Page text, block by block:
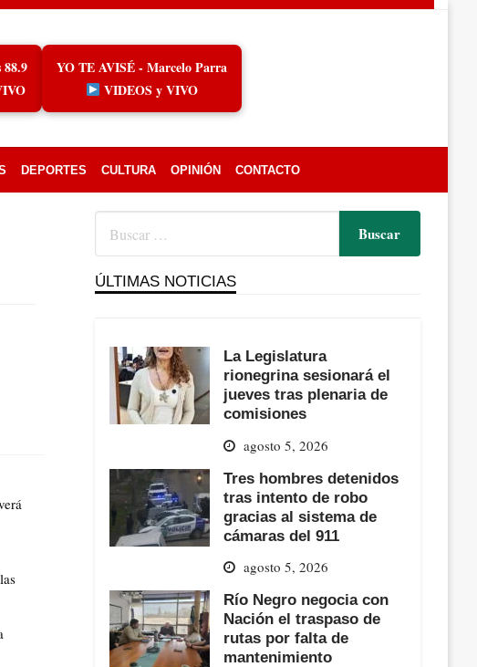
YO TE AVISÉ - Marcelo Parra
VIDEOS y VIVO
DEPORTES CULTURA OPINIÓN CONTACTO
ÚLTIMAS NOTICIAS
La Legislatura
rionegrina sesionará el
jueves tras plenaria de
comisiones
agosto 5, 2026
Tres hombres detenidos
tras intento de robo
gracias al sistema de
cámaras del 911
agosto 5, 2026
Río Negro negocia con
Nación el traspaso de
rutas por falta de
mantenimiento